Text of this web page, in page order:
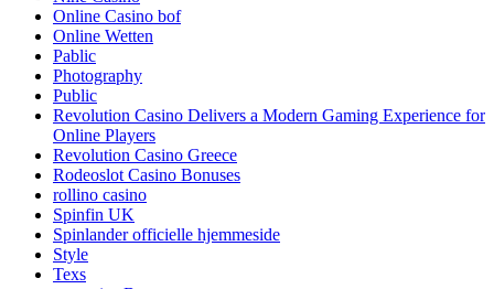
Online Casino bof
Online Wetten
Pablic
Photography
Public
Revolution Casino Delivers a Modern Gaming Experience for
Online Players
Revolution Casino Greece
Rodeoslot Casino Bonuses
rollino casino
Spinfin UK
Spinlander officielle hjemmeside
Style
Texs